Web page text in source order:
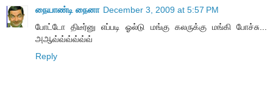
நையாண்டி நைனா December 3, 2009 at 5:57 PM
போட்டோ திடீர்னு எப்படி ஓல்டு மங்கு கலருக்கு மங்கி போச்சு...
அஆவ்வ்வ்வ்வ்வ்
Reply